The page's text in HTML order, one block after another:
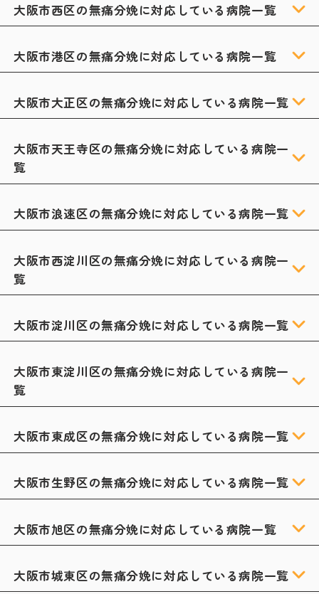
大阪市西区の無痛分娩に対応している病院一覧
大阪市港区の無痛分娩に対応している病院一覧
大阪市大正区の無痛分娩に対応している病院一覧
大阪市天王寺区の無痛分娩に対応している病院一
覧
大阪市浪速区の無痛分娩に対応している病院一覧
大阪市西淀川区の無痛分娩に対応している病院一
覧
大阪市淀川区の無痛分娩に対応している病院一覧
大阪市東淀川区の無痛分娩に対応している病院一
覧
大阪市東成区の無痛分娩に対応している病院一覧
大阪市生野区の無痛分娩に対応している病院一覧
大阪市旭区の無痛分娩に対応している病院一覧
大阪市城東区の無痛分娩に対応している病院一覧